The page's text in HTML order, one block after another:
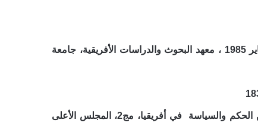
محمد السيد غلاب: شعوب الثرن الأفريقي، من أعمال الندوة الدولية عن القرن الأفريقي، 1-7 يناير 1985 ، معهد البحوث والدراسات الأفريقية، جامعة
حسين م. آدم : الصراعات القبلية والتحول الديمقراطي في الصومال، ترجمة نهاد جوهر، جزء من الحكم والسياسة في أفريقيا، مج2، المجلس الأعلى